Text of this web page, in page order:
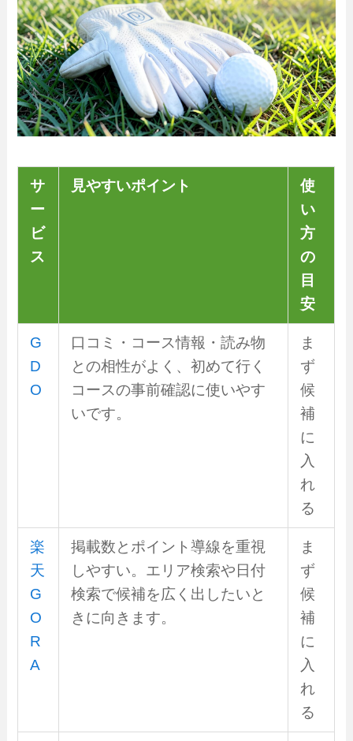
サ
ー
ビ
ス
見やすいポイント
使
い
方
の
目
安
G
D
O
口コミ・コース情報・読み物
との相性がよく、初めて行く
コースの事前確認に使いやす
いです。
ま
ず
候
補
に
入
れ
る
楽
天
G
O
R
A
掲載数とポイント導線を重視
しやすい。エリア検索や日付
検索で候補を広く出したいと
きに向きます。
ま
ず
候
補
に
入
れ
る